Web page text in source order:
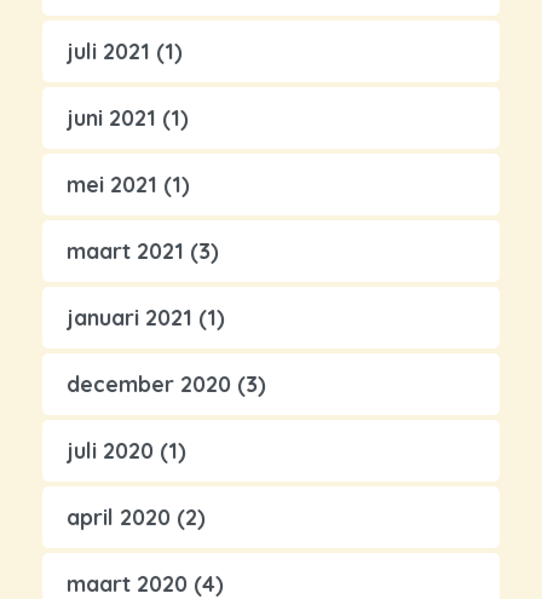
juli 2021 (1)
juni 2021 (1)
mei 2021 (1)
maart 2021 (3)
januari 2021 (1)
december 2020 (3)
juli 2020 (1)
april 2020 (2)
maart 2020 (4)